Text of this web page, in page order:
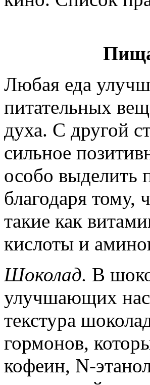
Любая еда
питательных
духа. С другой
сильное
особо выделить
благодаря тому,
такие как
кислоты и
Шоколад. В
улучшающих
текстура
гормонов,
кофеин, N-